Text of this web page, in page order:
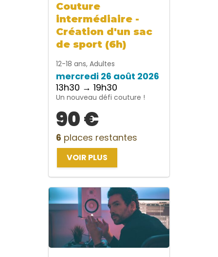
Couture
intermédiaire -
Création d'un sac
de sport (6h)
12-18 ans, Adultes
mercredi 26 août 2026
13h30 → 19h30
Un nouveau défi couture !
90 €
6 places restantes
VOIR PLUS